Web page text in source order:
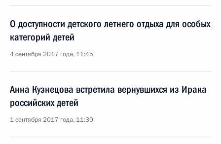
О доступности детского летнего отдыха для особых
категорий детей
4 сентября 2017 года, 11:45
Анна Кузнецова встретила вернувшихся из Ирака
российских детей
1 сентября 2017 года, 11:30